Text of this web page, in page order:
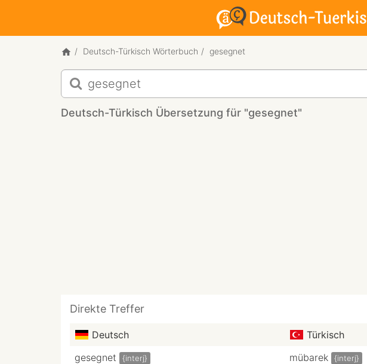
Deutsch-Türkisch Wörterbuch gesegnet
Deutsch-
Türkisch
Übersetzung
für
Deutsch-Türkisch Übersetzung für "gesegnet"
Direkte Treffer
Deutsch
Türkisch
gesegnet
{interj} mübarek {interj}